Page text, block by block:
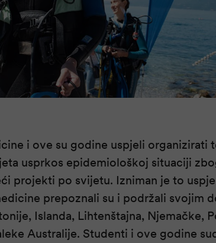
i ove su godine uspjeli organizirati
usprkos epidemiološkoj situaciji
projekti po svijetu. Izniman je to
prepoznali su i podržali svojim
Islanda, Lihtenštajna, Njemačke,
Australije. Studenti i ove godine